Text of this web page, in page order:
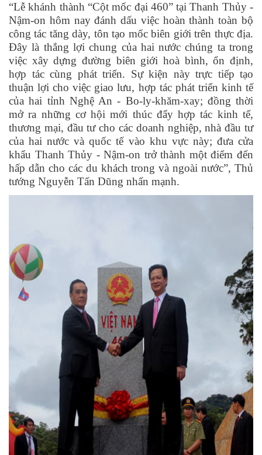
“Lễ khánh thành “Cột mốc đại 460” tại Thanh Thủy -
Nậm-on hôm nay đánh dấu việc hoàn thành toàn bộ
công tác tăng dày, tôn tạo mốc biên giới trên thực địa.
Đây là thắng lợi chung của hai nước chúng ta trong
việc xây dựng đường biên giới hoà bình, ổn định,
hợp tác cùng phát triển. Sự kiện này trực tiếp tạo
thuận lợi cho việc giao lưu, hợp tác phát triển kinh tế
của hai tỉnh Nghệ An - Bo-ly-khăm-xay; đồng thời
mở ra những cơ hội mới thúc đẩy hợp tác kinh tế,
thương mại, đầu tư cho các doanh nghiệp, nhà đầu tư
của hai nước và quốc tế vào khu vực này; đưa cửa
khẩu Thanh Thủy - Nậm-on trở thành một điểm đến
hấp dẫn cho các du khách trong và ngoài nước”, Thủ
tướng Nguyễn Tấn Dũng nhấn mạnh.